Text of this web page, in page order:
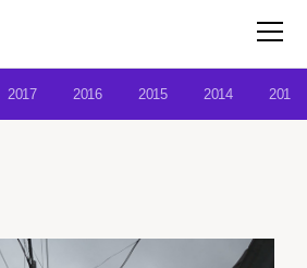
2017 2016 2015 2014 2013